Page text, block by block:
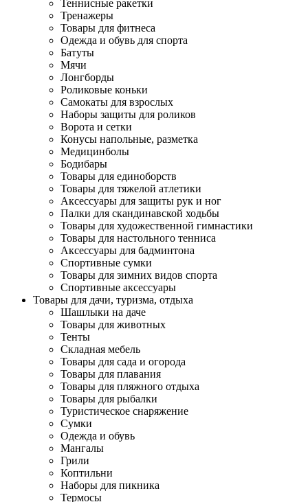
Теннисные ракетки
Тренажеры
Товары для фитнеса
Одежда и обувь для спорта
Батуты
Мячи
Лонгборды
Роликовые коньки
Самокаты для взрослых
Наборы защиты для роликов
Ворота и сетки
Конусы напольные, разметка
Медицинболы
Бодибары
Товары для единоборств
Товары для тяжелой атлетики
Аксессуары для защиты рук и ног
Палки для скандинавской ходьбы
Товары для художественной гимнастики
Товары для настольного тенниса
Аксессуары для бадминтона
Спортивные сумки
Товары для зимних видов спорта
Спортивные аксессуары
Товары для дачи, туризма, отдыха
Шашлыки на даче
Товары для животных
Тенты
Складная мебель
Товары для сада и огорода
Товары для плавания
Товары для пляжного отдыха
Товары для рыбалки
Туристическое снаряжение
Сумки
Одежда и обувь
Мангалы
Грили
Коптильни
Наборы для пикника
Термосы